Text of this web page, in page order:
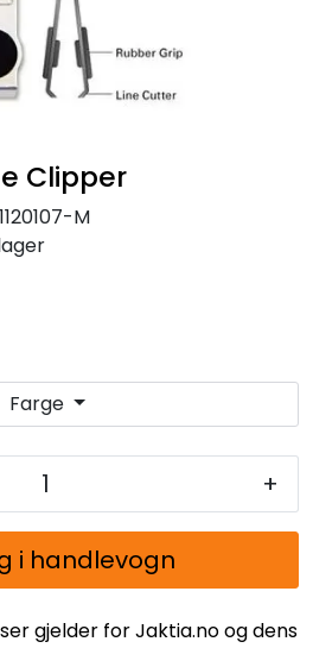
Clipper
M
Farge
+
i handlevogn
gjelder for Jaktia.no og dens